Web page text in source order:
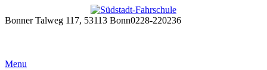
Bonner Talweg 117, 53113 Bonn0228-220236
Menu